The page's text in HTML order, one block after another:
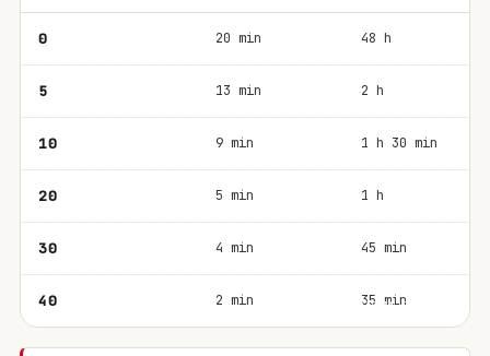
0 20 min 48 h
5 13 min 2 h
10 9 min 1 h 30 min
20 5 min 1 h
30 4 min 45 min
40 2 min 35 min